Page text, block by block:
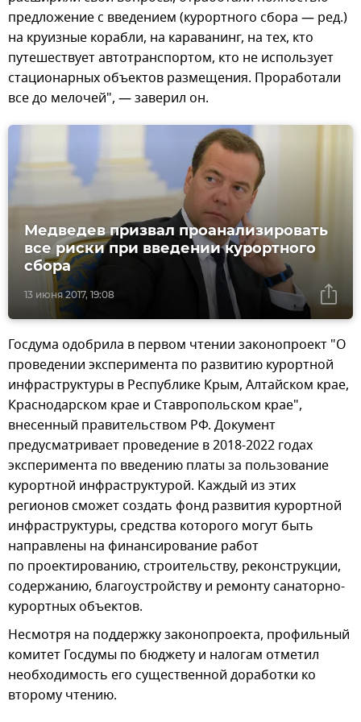
предложение с введением (курортного сбора — ред.)
на круизные корабли, на караванинг, на тех, кто
путешествует автотранспортом, кто не использует
стационарных объектов размещения. Проработали
все до мелочей", — заверил он.
13 июня 2017, 19:08
Медведев призвал проанализировать
все риски при введении курортного
сбора
Госдума одобрила в первом чтении законопроект "О
проведении эксперимента по развитию курортной
инфраструктуры в Республике Крым, Алтайском крае,
Краснодарском крае и Ставропольском крае",
внесенный правительством РФ. Документ
предусматривает проведение в 2018-2022 годах
эксперимента по введению платы за пользование
курортной инфраструктурой. Каждый из этих
регионов сможет создать фонд развития курортной
инфраструктуры, средства которого могут быть
направлены на финансирование работ
по проектированию, строительству, реконструкции,
содержанию, благоустройству и ремонту санаторно-
курортных объектов.
Несмотря на поддержку законопроекта, профильный
комитет Госдумы по бюджету и налогам отметил
необходимость его существенной доработки ко
второму чтению.